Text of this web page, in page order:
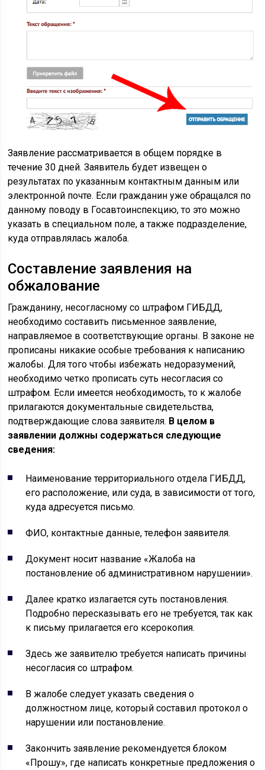
Заявление рассматривается в общем порядке в
течение 30 дней. Заявитель будет извещен о
результатах по указанным контактным данным или
электронной почте. Если гражданин уже обращался по
данному поводу в Госавтоинспекцию, то это можно
указать в специальном поле, а также подразделение,
куда отправлялась жалоба.
Составление заявления на
обжалование
Гражданину, несогласному со штрафом ГИБДД,
необходимо составить письменное заявление,
направляемое в соответствующие органы. В законе не
прописаны никакие особые требования к написанию
жалобы. Для того чтобы избежать недоразумений,
необходимо четко прописать суть несогласия со
штрафом. Если имеется необходимость, то к жалобе
прилагаются документальные свидетельства,
подтверждающие слова заявителя. В целом в
заявлении должны содержаться следующие
сведения:
Наименование территориального отдела ГИБДД,
его расположение, или суда, в зависимости от того,
куда адресуется письмо.
ФИО, контактные данные, телефон заявителя.
Документ носит название «Жалоба на
постановление об административном нарушении».
Далее кратко излагается суть постановления.
Подробно пересказывать его не требуется, так как
к письму прилагается его ксерокопия.
Здесь же заявителю требуется написать причины
несогласия со штрафом.
В жалобе следует указать сведения о
должностном лице, который составил протокол о
нарушении или постановление.
Закончить заявление рекомендуется блоком
«Прошу», где написать конкретные предложения о